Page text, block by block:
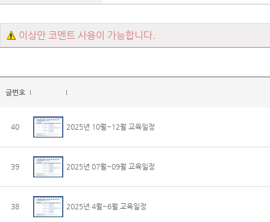
이상만 코멘트 사용이 가능합니다.
글번호
40 2025년 10월~12월 교육일정
39 2025년 07월~09월 교육일정
38 2025년 4월~6월 교육일정